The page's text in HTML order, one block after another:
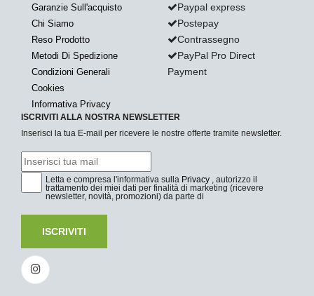
Garanzie Sull'acquisto
Chi Siamo
Reso Prodotto
Metodi Di Spedizione
Condizioni Generali
Cookies
Informativa Privacy
Paypal express
Postepay
Contrassegno
PayPal Pro Direct
Payment
ISCRIVITI ALLA NOSTRA NEWSLETTER
Inserisci la tua E-mail per ricevere le nostre offerte tramite newsletter.
Letta e compresa l'informativa sulla Privacy , autorizzo il
trattamento dei miei dati per finalità di marketing (ricevere
newsletter, novità, promozioni) da parte di
ISCRIVITI